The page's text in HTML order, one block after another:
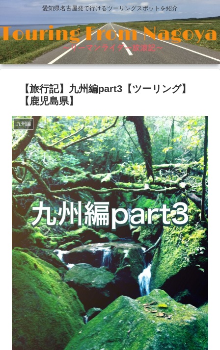
愛知県名古屋発で行けるツーリングスポットを紹介
【旅行記】九州編part3【ツーリング】
【鹿児島県】
九州編